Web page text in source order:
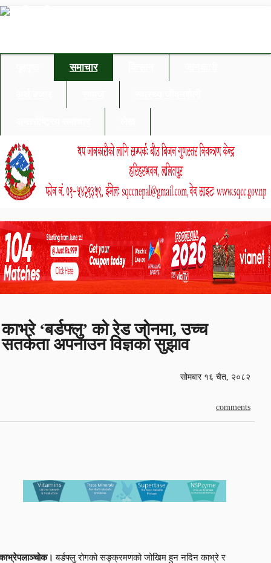
समाचार
काभ्रे ‘बर्डफ्लु’ को रेड जोनमा, उच्च
सतर्कता अपनाउन विज्ञको सुझाव
सोमबार १६ चैत, २०८२
comments
बर्डफ्लु रोगको सङ्क्रमणको जोखिम हुन नदिन काभ्रे र